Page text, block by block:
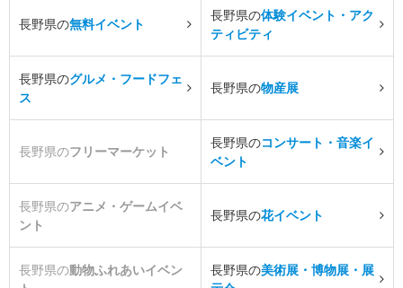
長野県の無料イベント
長野県の体験イベント・アク
ティビティ
長野県のグルメ・フードフェ
ス
長野県の物産展
長野県のフリーマーケット
長野県のコンサート・音楽イ
ベント
長野県のアニメ・ゲームイベ
ント
長野県の花イベント
長野県の動物ふれあいイベン
長野県の美術展・博物展・展